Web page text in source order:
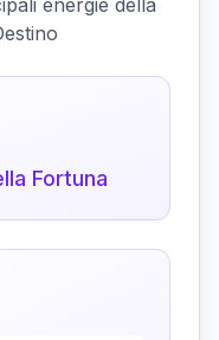
energie della
Fortuna